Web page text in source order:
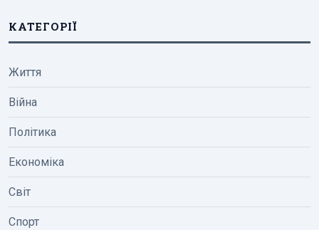
КАТЕГОРІЇ
Життя
Війна
Політика
Економіка
Світ
Спорт